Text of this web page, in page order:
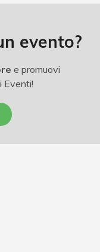
evento?
e promuovi
Eventi!